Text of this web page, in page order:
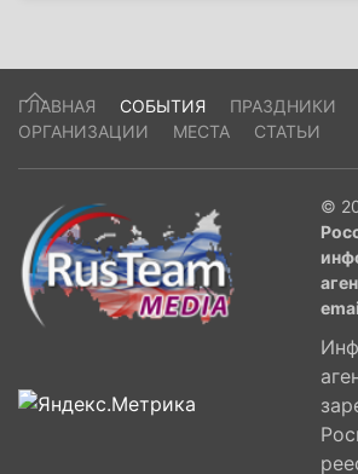
ГЛАВНАЯ СОБЫТИЯ ПРАЗДНИКИ
ОРГАНИЗАЦИИ
МЕСТА СТАТЬИ
©